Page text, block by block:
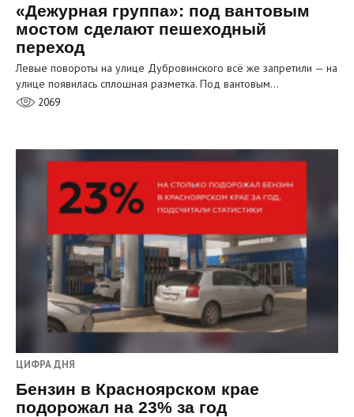
«Дежурная группа»: под вантовым
мостом сделают пешеходный
переход
Левые повороты на улице Дубровинского всё же запретили — на
улице появилась сплошная разметка. Под вантовым…
2069
ЦИФРА ДНЯ
Бензин в Красноярском крае
подорожал на 23% за год